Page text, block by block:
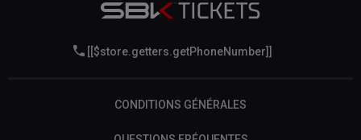
[[$store.getters.getPhoneNumber]]
CONDITIONS GÉNÉRALES